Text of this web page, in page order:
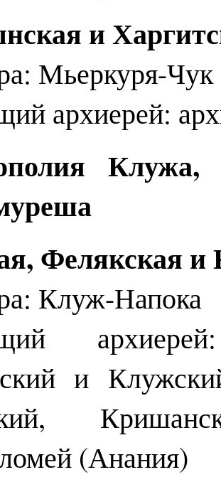
и
Мьеркуря-Чук
архиерей:
Фелякская и
Клуж-Напока
и
(Анания)